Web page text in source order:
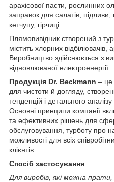
арахісової пасти, рослинних
заправок для салатів, підливи,
кетчупу, гірчиці.
Плямовивідник створений з
містить хлорних відбілювачів,
Виробництво здійснюється з
відновлюваної електроенергії.
Продукція Dr. Beckmann – це
для чистоти й догляду,
тенденцій і детального
Основні принципи компанії
та ефективних рішень для
обслуговування, турботу про
можливості для всіх
клієнтів.
Спосіб застосування
Для виробів, які можна прати,